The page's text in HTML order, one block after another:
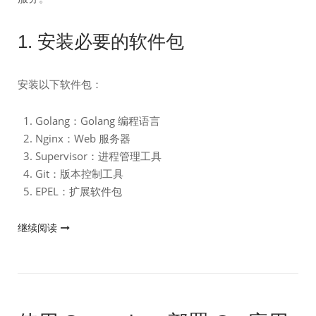
1. 安装必要的软件包
安装以下软件包：
Golang：Golang 编程语言
Nginx：Web 服务器
Supervisor：进程管理工具
Git：版本控制工具
EPEL：扩展软件包
"CentOS
继续阅读